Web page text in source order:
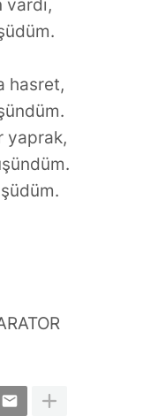
hasret,
yaprak,